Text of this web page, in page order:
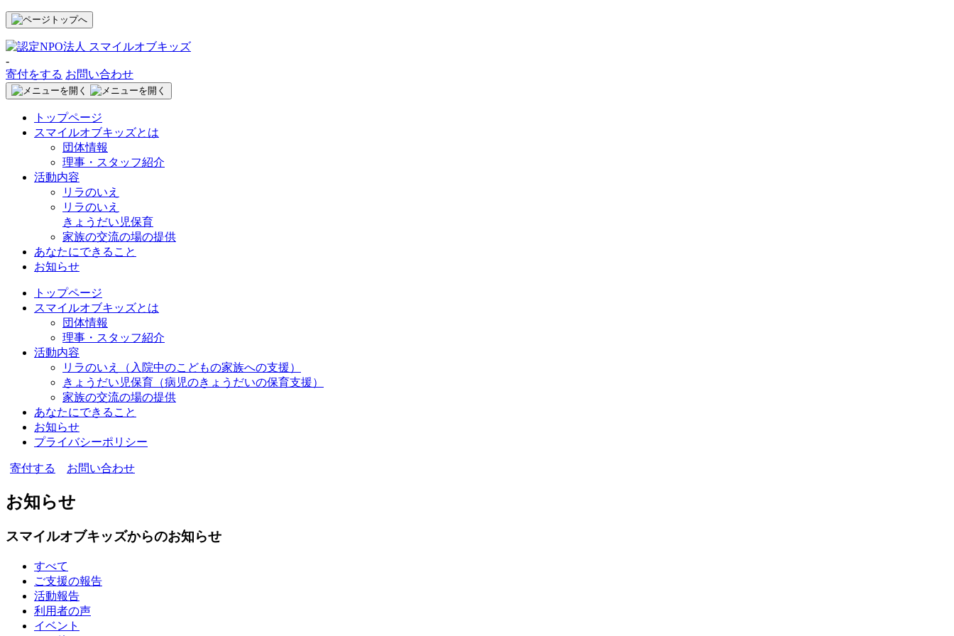
-
寄付をする お問い合わせ
トップページ
スマイルオブキッズとは
団体情報
理事・スタッフ紹介
活動内容
リラのいえ
リラのいえ
きょうだい児保育
家族の交流の場の提供
あなたにできること
お知らせ
トップページ
スマイルオブキッズとは
団体情報
理事・スタッフ紹介
活動内容
リラのいえ
（入院中のこどもの家族への支援）
きょうだい児保育 （病児のきょうだいの保育支援）
家族の交流の場の提供
あなたにできること
お知らせ
プライバシーポリシー
寄付する お問い合わせ
お知らせ
スマイルオブキッズからのお知らせ
すべて
ご支援の報告
活動報告
利用者の声
イベント